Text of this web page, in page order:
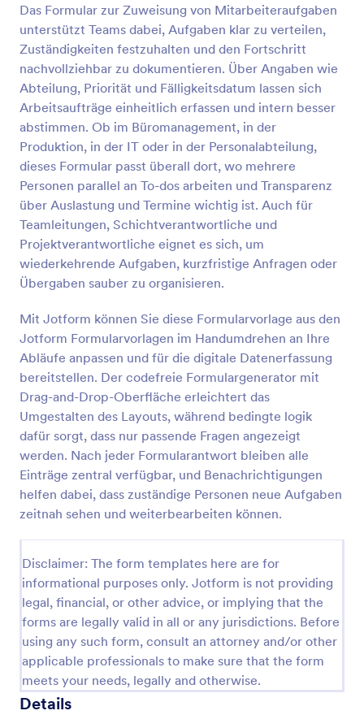
Das Formular zur Zuweisung von Mitarbeiteraufgaben
unterstützt Teams dabei, Aufgaben klar zu verteilen,
Zuständigkeiten festzuhalten und den Fortschritt
nachvollziehbar zu dokumentieren. Über Angaben wie
Abteilung, Priorität und Fälligkeitsdatum lassen sich
Arbeitsaufträge einheitlich erfassen und intern besser
abstimmen. Ob im Büromanagement, in der
Produktion, in der IT oder in der Personalabteilung,
dieses Formular passt überall dort, wo mehrere
Personen parallel an To-dos arbeiten und Transparenz
über Auslastung und Termine wichtig ist. Auch für
Teamleitungen, Schichtverantwortliche und
Projektverantwortliche eignet es sich, um
wiederkehrende Aufgaben, kurzfristige Anfragen oder
Übergaben sauber zu organisieren.
Mit Jotform können Sie diese Formularvorlage aus den
Jotform Formularvorlagen im Handumdrehen an Ihre
Abläufe anpassen und für die digitale Datenerfassung
bereitstellen. Der codefreie Formulargenerator mit
Drag-and-Drop-Oberfläche erleichtert das
Umgestalten des Layouts, während bedingte logik
dafür sorgt, dass nur passende Fragen angezeigt
werden. Nach jeder Formularantwort bleiben alle
Einträge zentral verfügbar, und Benachrichtigungen
helfen dabei, dass zuständige Personen neue Aufgaben
zeitnah sehen und weiterbearbeiten können.
Disclaimer: The form templates here are for
informational purposes only. Jotform is not providing
legal, financial, or other advice, or implying that the
forms are legally valid in all or any jurisdictions. Before
using any such form, consult an attorney and/or other
applicable professionals to make sure that the form
meets your needs, legally and otherwise.
Details
Wartungsprozess zu optimieren! Mit unserem
kostenlosen Formular für Reparaturaufträge können
Sie Arbeitsaufträge mit nur wenigen Klicks erstellen.
Geben Sie einfach die benötigten Informationen
ein, wählen Sie den gewünschten Dateityp und
senden Sie das Formular an Ihren Bürodrucker! Mit
unserer unglaublich leistungsstarken
Formulargenerator App können Sie auch die
Formularvorlage bearbeiten, Felder hinzufügen oder
das Hintergrundbild ändern, um es an Ihr Branding
anzupassen. Wir verfügen außerdem über mehr als
100 Integrationen, um Ihr Formular mit Ihren
anderen Konten zu verbinden, darunter Google
Drive, Dropbox, Google Sheets und Box. Mit einem
kostenlosen Formular für Wartungsreparaturen
können Sie sicher sein, dass Ihre Arbeitsaufträge
ordnungsgemäß bearbeitet werden.
Vorschau
Abnahmeformular PC
Abnahme-Formular für einem PC
Go to Category:
Arbeitsaufträge
Vorschau